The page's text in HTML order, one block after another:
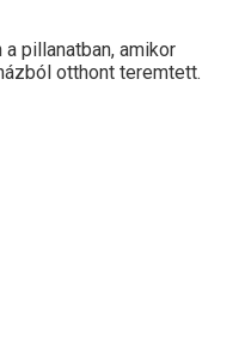
pillanatban, amikor
otthont teremtett.